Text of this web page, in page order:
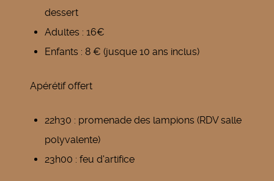
dessert
Adultes : 16€
Enfants : 8 € (jusque 10 ans inclus)
Apérétif offert
22h30 : promenade des lampions (RDV salle
polyvalente)
23h00 : feu d'artifice